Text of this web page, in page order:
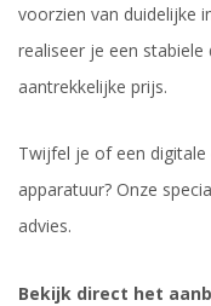
voorzien van duidelijke
realiseer je een
aantrekkelijke prijs.
Twijfel je of een
apparatuur? Onze
advies.
Bekijk direct het